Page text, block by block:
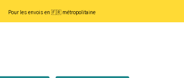
Pour les envois en 🇫🇷 métropolitaine